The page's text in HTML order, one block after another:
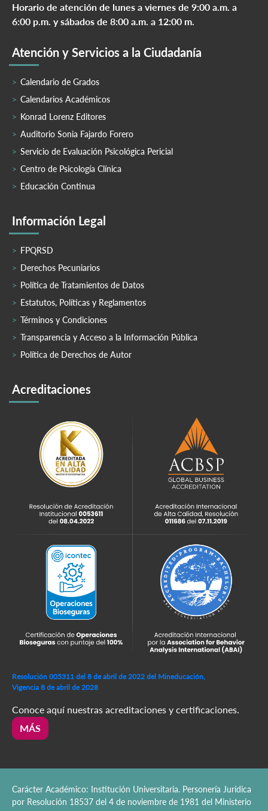
Horario de atención de lunes a viernes de 9:00 a.m. a
6:00 p.m. y sábados de 8:00 a.m. a 12:00 m.
Atención y Servicios a la Ciudadanía
Calendario de Grados
Calendarios Académicos
Konrad Lorenz Editores
Auditorio Sonia Fajardo Forero
Servicio de Evaluación Psicológica Pericial
Centro de Psicología Clínica
Educación Continua
Información Legal
FPQRSD
Derechos Pecuniarios
Política de Tratamientos de Datos
Estatutos, Políticas y Reglamentos
Términos y Condiciones
Transparencia y Acceso a la Información Pública
Política de Derechos de Autor
Acreditaciones
Resolución 005311 del 8 de abril de 2022 del Mineducación,
Vigencia 8 de abril de 2028
Conoce aquí nuestras acreditaciones y certificaciones.
MÁS
Carácter Académico: Institución Universitaria. Personería Jurídica
por Resolución 18537 del 4 de noviembre de 1981 del Ministerio